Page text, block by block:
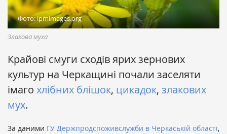
Фото: ipmimages.org
Злакова муха
Крайові смуги сходів ярих зернових
культур на Черкащині почали заселяти
імаго хлібних блішок, цикадок, злакових
мух.
За даними ГУ Держпродспоживслужби в Черкаській області,